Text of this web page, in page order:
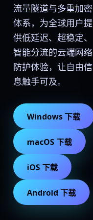
流量隧道与多重加密
体系，为全球用户提
供低延迟、超稳定、
智能分流的云端网络
防护体验，让自由信
息触手可及。
Windows 下载
macOS 下载
iOS 下载
Android 下载